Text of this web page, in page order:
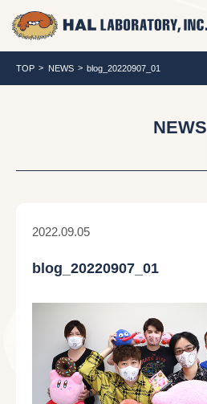
TOP NEWS blog_20220907_01
NEWS
2022.09.05
blog_20220907_01